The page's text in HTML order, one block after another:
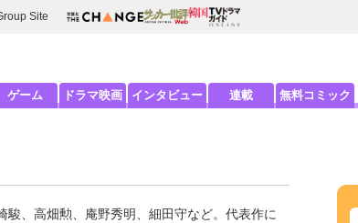
Site
ゲーム ドラマ映画 インタビュー 連載 無料コミック
、高畑勲、庵野秀明、細田守など。代表作に